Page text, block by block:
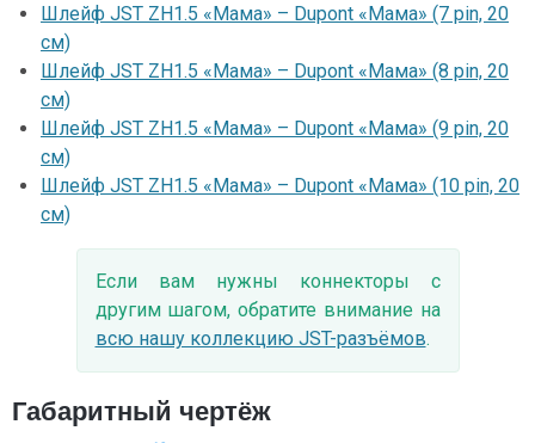
Шлейф JST ZH1.5 «Мама» – Dupont «Мама» (7 pin, 20
см)
Шлейф JST ZH1.5 «Мама» – Dupont «Мама» (8 pin, 20
см)
Шлейф JST ZH1.5 «Мама» – Dupont «Мама» (9 pin, 20
см)
Шлейф JST ZH1.5 «Мама» – Dupont «Мама» (10 pin, 20
см)
Если вам нужны коннекторы с
другим шагом, обратите внимание на
всю нашу коллекцию JST-разъёмов.
Габаритный чертёж